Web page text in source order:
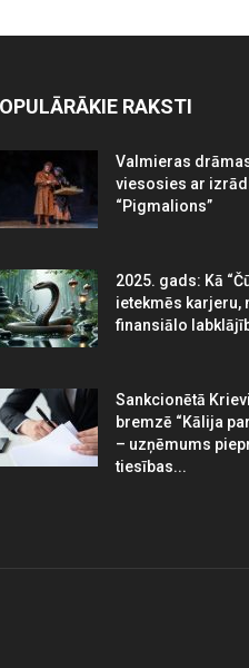
RAKSTI
Valmieras
viesosies ar
“Pigmalions”
2025. gads: Kā
ietekmēs karjeru,
finansiālo
Sankcionētā
bremzē “Kālija
– uzņēmums
tiesības...